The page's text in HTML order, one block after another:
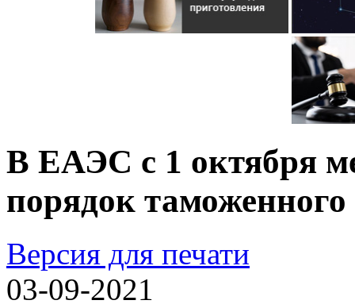
В ЕАЭС c 1 октября
порядок
Версия для печати
03-09-2021